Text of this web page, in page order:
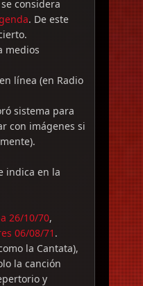
considera
. De este
medios
línea (en Radio
sistema para
con imágenes si
indica en la
26/10/70,
06/08/71 .
la Cantata),
la canción
y